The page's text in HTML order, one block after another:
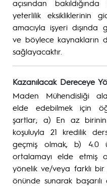
açısından
yeterlilik eksikliklerinin
amacıyla işyeri dışında
ve böylece kaynakların
sağlayacaktır.
Kazanılacak Dereceye
Maden Mühendisliği
elde edebilmek için
şartlar; a) En az birinin
koşuluyla 21 kredilik
geçmiş olmak, b) 4.0
ortalamayı elde etmiş
yönelik ve/veya farklı bir
önünde sunarak